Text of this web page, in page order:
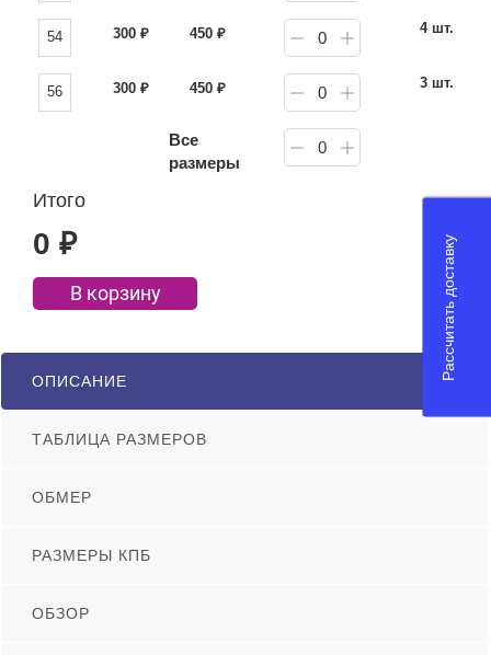
54 300 ₽ 450 ₽ 0
4 шт.
56 300 ₽ 450 ₽ 0
3 шт.
Все
размеры
0
Итого
0 ₽
В корзину
ОПИСАНИЕ
ТАБЛИЦА РАЗМЕРОВ
ОБМЕР
РАЗМЕРЫ КПБ
ОБЗОР
Рассчитать доставку